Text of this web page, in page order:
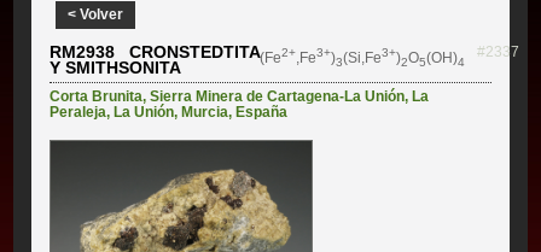
< Volver
RM2938 CRONSTEDTITA
Y SMITHSONITA
(Fe2+ ,Fe3+)3(Si,Fe3+)2O5(OH)4
#2337
Corta Brunita,Sierra Minera de Cartagena-La Unión,La
Peraleja,La Unión,Murcia,España